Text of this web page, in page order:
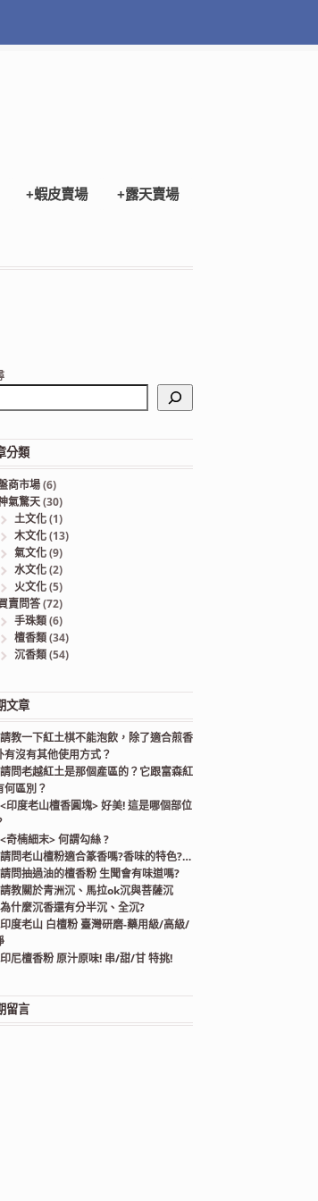
+蝦皮賣場 +露天賣場
分類
商市場(6)
氣驚天(30)
土文化(1)
木文化(13)
氣文化(9)
水文化(2)
火文化(5)
賣問答(72)
手珠類(6)
檀香類(34)
沉香類(54)
文章
請教一下紅土棋不能泡飲，除了適合煎香
有沒有其他使用方式？
請問老越紅土是那個產區的？它跟富森紅
何區別？
<印度老山檀香圓塊> 好美! 這是哪個部位
<奇楠細末> 何謂勾絲 ?
請問老山檀粉適合篆香嗎?香味的特色?…
請問抽過油的檀香粉 生聞會有味道嗎?
請教關於青洲沉、馬拉ok沉與菩薩沉
為什麼沉香還有分半沉、全沉?
印度老山 白檀粉 臺灣研磨-藥用級/高級/
印尼檀香粉 原汁原味! 串/甜/甘 特挑!
留言